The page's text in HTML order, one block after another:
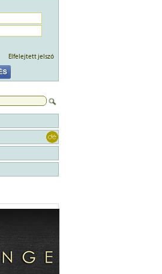
Elfelejtett jelszó